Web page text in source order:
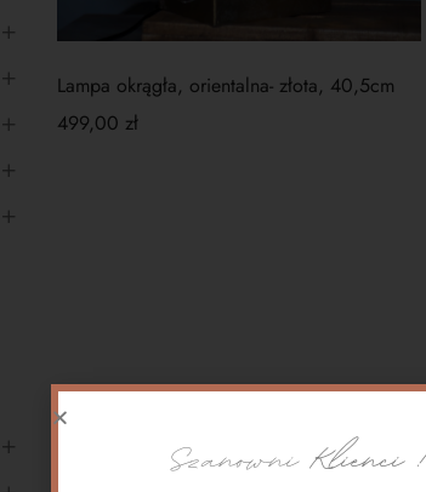
Lampa okrągła, orientalna- złota, 40,5cm
499,00 zł
SzanowniKlienci !